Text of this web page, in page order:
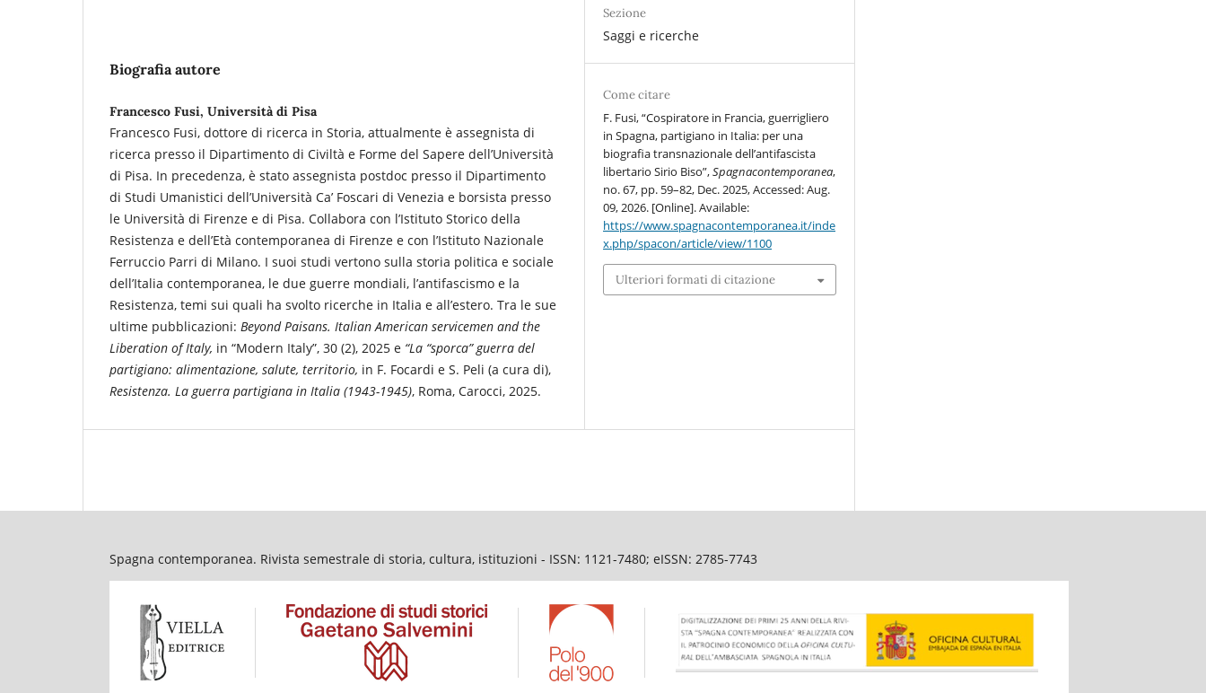
Biografia autore
Francesco Fusi, Università di Pisa
Francesco Fusi, dottore di ricerca in Storia, attualmente è assegnista di
ricerca presso il Dipartimento di Civiltà e Forme del Sapere dell’Università
di Pisa. In precedenza, è stato assegnista postdoc presso il Dipartimento
di Studi Umanistici dell’Università Ca’ Foscari di Venezia e borsista presso
le Università di Firenze e di Pisa. Collabora con l’Istituto Storico della
Resistenza e dell’Età contemporanea di Firenze e con l’Istituto Nazionale
Ferruccio Parri di Milano. I suoi studi vertono sulla storia politica e sociale
dell’Italia contemporanea, le due guerre mondiali, l’antifascismo e la
Resistenza, temi sui quali ha svolto ricerche in Italia e all’estero. Tra le sue
ultime pubblicazioni: Beyond Paisans. Italian American servicemen and the
Liberation of Italy, in “Modern Italy”, 30 (2), 2025 e “La “sporca” guerra del
partigiano: alimentazione, salute, territorio, in F. Focardi e S. Peli (a cura di),
Resistenza. La guerra partigiana in Italia (1943-1945), Roma, Carocci, 2025.
Sezione
Saggi e ricerche
Come citare
F. Fusi, “Cospiratore in Francia, guerrigliero
in Spagna, partigiano in Italia: per una
biografia transnazionale dell’antifascista
libertario Sirio Biso”,Spagnacontemporanea,
no. 67, pp. 59–82, Dec. 2025, Accessed: Aug.
09, 2026. [Online]. Available:
https://www.spagnacontemporanea.it/inde
x.php/spacon/article/view/1100
Ulteriori formati di citazione
Spagna contemporanea. Rivista semestrale di storia, cultura, istituzioni - ISSN: 1121-7480; eISSN: 2785-7743